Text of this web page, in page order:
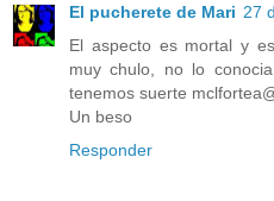
El pucherete de Mari 27
El aspecto es mortal y
muy chulo, no lo
tenemos suerte
Un beso
Responder